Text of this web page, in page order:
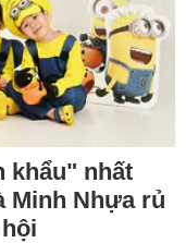
khẩu" nhất
Minh Nhựa rủ